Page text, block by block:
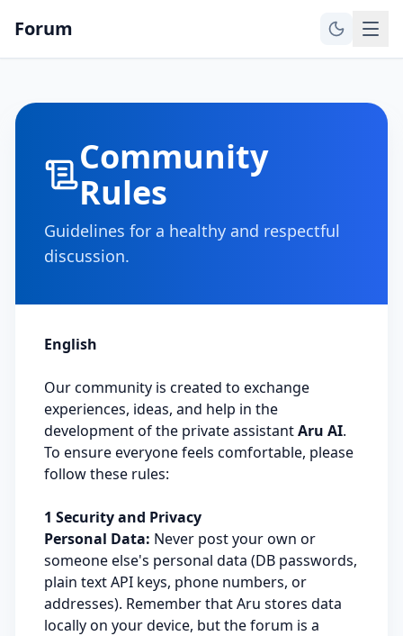
Forum
Community
Rules
Guidelines for a healthy and respectful
discussion.
English
Our community is created to exchange
experiences, ideas, and help in the
development of the private assistantAru AI.
To ensure everyone feels comfortable, please
follow these rules:
1 Security and Privacy
Personal Data: Never post your own or
someone else's personal data (DB passwords,
plain text API keys, phone numbers, or
addresses). Remember that Aru stores data
locally on your device, but the forum is a